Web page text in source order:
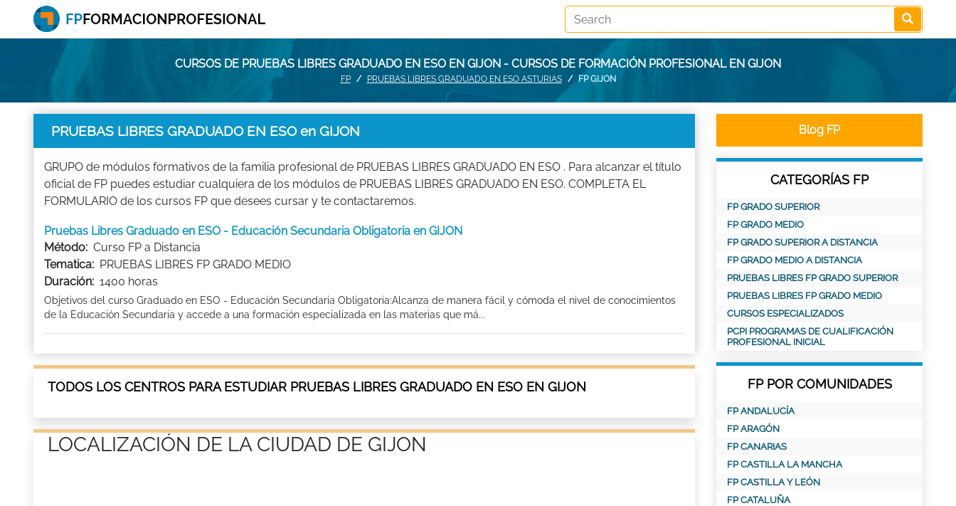
CURSOS DE PRUEBAS LIBRES GRADUADO EN ESO EN GIJON - CURSOS DE FORMACIÓN PROFESIONAL EN GIJON
FP PRUEBAS LIBRES GRADUADO EN ESO ASTURIAS FP GIJON
PRUEBAS LIBRES GRADUADO EN ESO en GIJON
GRUPO de módulos formativos de la familia profesional de PRUEBAS LIBRES GRADUADO EN ESO . Para alcanzar el título
oficial de FP puedes estudiar cualquiera de los módulos de PRUEBAS LIBRES GRADUADO EN ESO. COMPLETA EL
FORMULARIO de los cursos FP que desees cursar y te contactaremos.
Pruebas Libres Graduado en ESO - Educación Secundaria Obligatoria en GIJON
Método: Curso FP a Distancia
Tematica: PRUEBAS LIBRES FP GRADO MEDIO
Duración: 1400 horas
Objetivos del curso Graduado en ESO - Educación Secundaria Obligatoria:Alcanza de manera fácil y cómoda el nivel de conocimientos
de la Educación Secundaria y accede a una formación especializada en las materias que má...
TODOS LOS CENTROS PARA ESTUDIAR PRUEBAS LIBRES GRADUADO EN ESO EN GIJON
LOCALIZACIÓN DE LA CIUDAD DE GIJON
Blog FP
CATEGORÍAS FP
FP GRADO SUPERIOR
FP GRADO MEDIO
FP GRADO SUPERIOR A DISTANCIA
FP GRADO MEDIO A DISTANCIA
PRUEBAS LIBRES FP GRADO SUPERIOR
PRUEBAS LIBRES FP GRADO MEDIO
CURSOS ESPECIALIZADOS
PCPI PROGRAMAS DE CUALIFICACIÓN
PROFESIONAL INICIAL
FP POR COMUNIDADES
FP ANDALUCÍA
FP ARAGÓN
FP CANARIAS
FP CASTILLA LA MANCHA
FP CASTILLA Y LEÓN
FP CATALUÑA